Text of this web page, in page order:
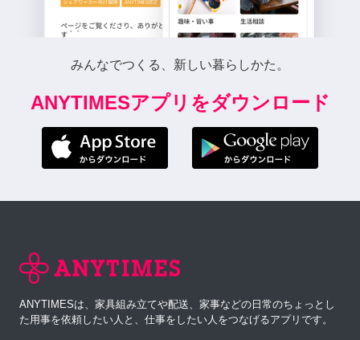
みんなでつくる、新しい暮らしかた。
ANYTIMESアプリをダウンロード
ANYTIMESは、家具組み立てや配送、家事などの日常のちょっとし
た用事を依頼したい人と、仕事をしたい人をつなげるアプリです。